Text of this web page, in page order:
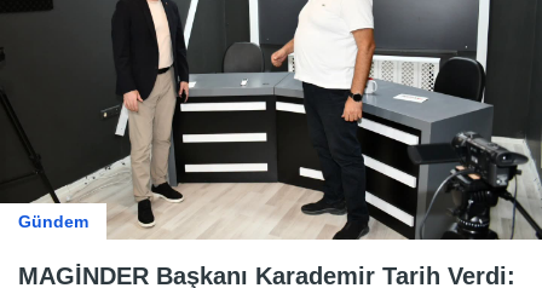
Gündem
MAGİNDER Başkanı Karademir Tarih Verdi: